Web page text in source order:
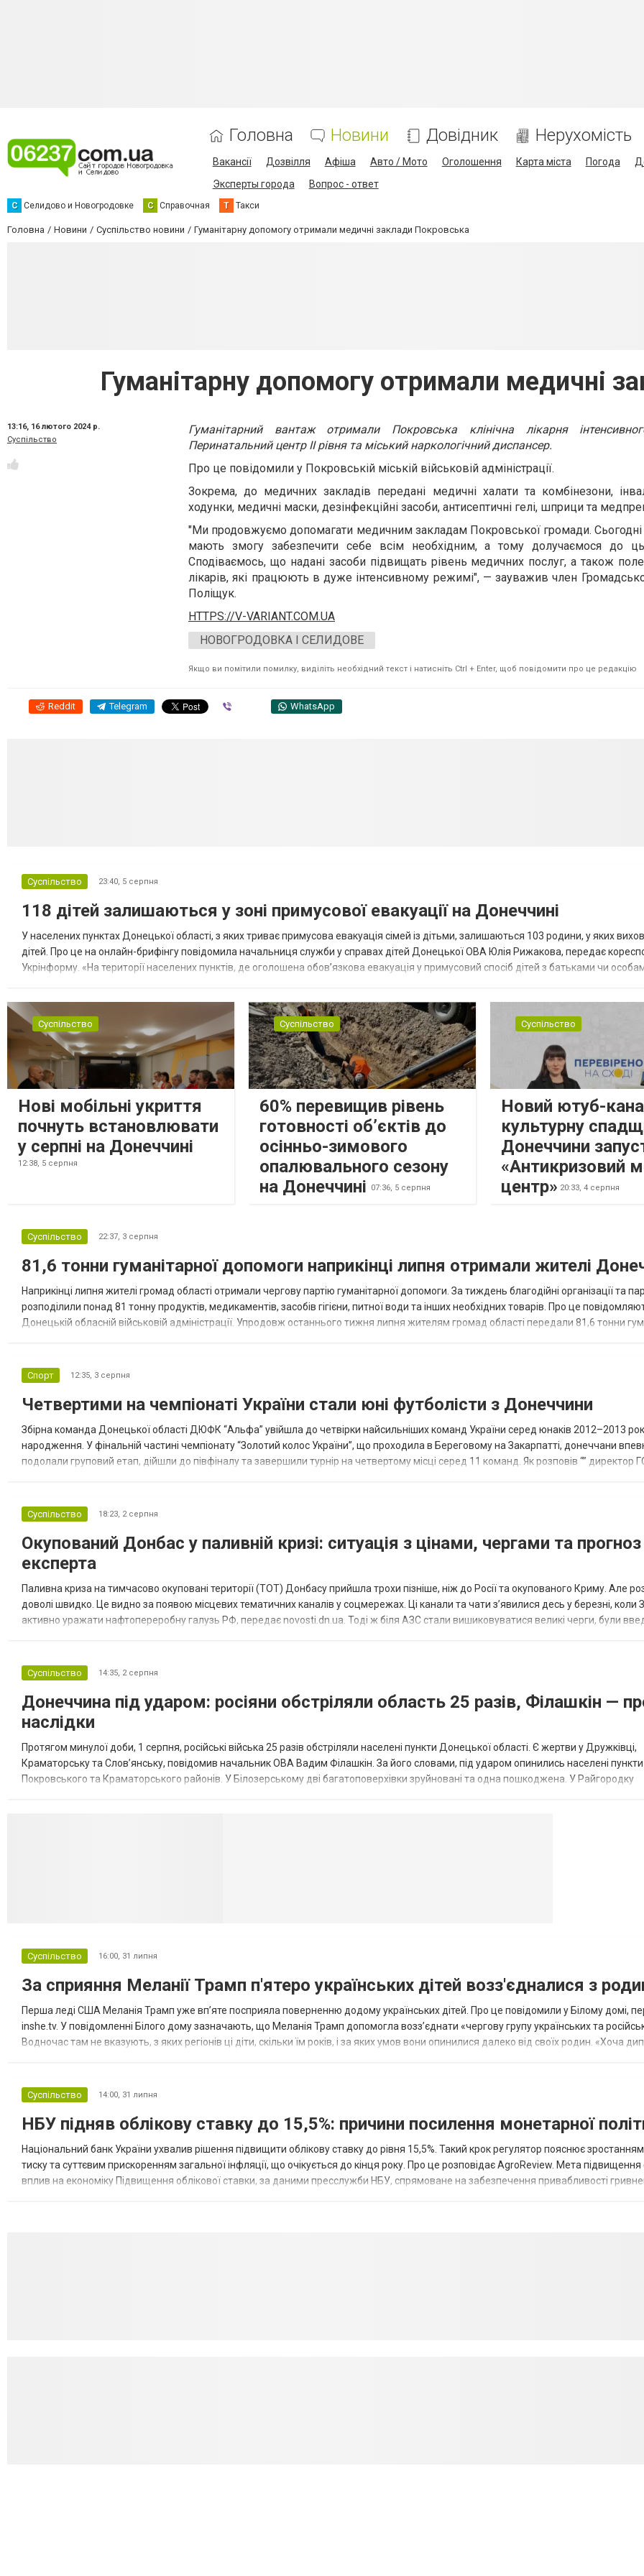
Головна Новини Довідник Нерухомість
Вакансії Дозвілля Афіша Авто / Мото Оголошення Карта міста Погода
Эксперты города
Вопрос - ответ
С Селидово и Новогродовке С Справочная Т Такси
Головна Новини Суспільство новини Гуманітарну допомогу отримали медичні заклади Покровська
Гуманітарну допомогу отримали медичні
13:16, 16 лютого 2024 р.
Суспільство
Гуманітарний вантаж отримали Покровська клінічна лікарня
Перинатальний центр II рівня та міський наркологічний диспансер.
Про це повідомили у Покровській міській військовій адміністрації.
Зокрема, до медичних закладів передані медичні халати та комбінезони,
ходунки, медичні маски, дезінфекційні засоби, антисептичні гелі, шприци та
"Ми продовжуємо допомагати медичним закладам Покровської громади. Сьогодні
мають змогу забезпечити себе всім необхідним, а тому долучаємося до
Сподіваємось, що надані засоби підвищать рівень медичних послуг, а також
лікарів, які працюють в дуже інтенсивному режимі", — зауважив член
Поліщук.
HTTPS://V-VARIANT.COM.UA
НОВОГРОДОВКА І СЕЛИДОВЕ
Якщо ви помітили помилку, виділіть необхідний текст і натисніть Ctrl + Enter, щоб повідомити про це редакцію
Reddit Telegram WhatsApp
Суспільство 23:40, 5 серпня
118 дітей залишаються у зоні примусової евакуації на Донеччині
У населених пунктах Донецької області, з яких триває примусова евакуація сімей із дітьми, залишаються 103 родини, у яких
дітей. Про це на онлайн-брифінгу повідомила начальниця служби у справах дітей Донецької ОВА Юлія Рижакова, передає
Укрінформу. «На території населених пунктів, де оголошена обов’язкова евакуація у примусовий спосіб дітей з батьками чи
Суспільство
Нові мобільні укриття
почнуть встановлювати
у серпні на Донеччині
12:38, 5 серпня
Суспільство
60% перевищив рівень
готовності об’єктів до
осінньо-зимового
опалювального сезону
на Донеччині
07:36, 5 серпня
Суспільство
Новий ютуб-
культурну
Донеччини
«Антикризовий
центр» 20:33, 4 серпня
Суспільство 22:37, 3 серпня
81,6 тонни гуманітарної допомоги наприкінці липня отримали жителі
Наприкінці липня жителі громад області отримали чергову партію гуманітарної допомоги. За тиждень благодійні організації та
розподілили понад 81 тонну продуктів, медикаментів, засобів гігієни, питної води та інших необхідних товарів. Про це
Донецькій обласній військовій адміністрації. Упродовж останнього тижня липня жителям громад області передали 81,6 тонни
Спорт 12:35, 3 серпня
Четвертими на чемпіонаті України стали юні футболісти з Донеччини
Збірна команда Донецької області ДЮФК “Альфа” увійшла до четвірки найсильніших команд України серед юнаків 2012–2013
народження. У фінальній частині чемпіонату “Золотий колос України”, що проходила в Береговому на Закарпатті, донеччани
подолали груповий етап, дійшли до півфіналу та завершили турнір на четвертому місці серед 11 команд. Як розповів “” директор
Суспільство 18:23, 2 серпня
Окупований Донбас у паливній кризі: ситуація з цінами, чергами та прогноз
експерта
Паливна криза на тимчасово окуповані території (ТОТ) Донбасу прийшла трохи пізніше, ніж до Росії та окупованого Криму. Але
доволі швидко. Це видно за появою місцевих тематичних каналів у соцмережах. Ці канали та чати з’явилися десь у березні, коли
активно уражати нафтопереробну галузь РФ, передає novosti.dn.ua. Тоді ж біля АЗС стали вишиковуватися великі черги, були
Суспільство 14:35, 2 серпня
Донеччина під ударом: росіяни обстріляли область 25 разів, Філашкін —
наслідки
Протягом минулої доби, 1 серпня, російські війська 25 разів обстріляли населені пункти Донецької області. Є жертви у Дружківці,
Краматорську та Слов’янську, повідомив начальник ОВА Вадим Філашкін. За його словами, під ударом опинились населені пункти
Покровського та Краматорського районів. У Білозерському дві багатоповерхівки зруйновані та одна пошкоджена. У Райгородку
Суспільство 16:00, 31 липня
За сприяння Меланії Трамп п'ятеро українських дітей возз'єдналися з
Перша леді США Меланія Трамп уже впʼяте посприяла поверненню додому українських дітей. Про це повідомили у Білому домі,
inshe.tv. У повідомленні Білого дому зазначають, що Меланія Трамп допомогла возз’єднати «чергову групу українських та
Водночас там не вказують, з яких регіонів ці діти, скільки їм років, і за яких умов вони опинилися далеко від своїх родин. «Хоча
Суспільство 14:00, 31 липня
НБУ підняв облікову ставку до 15,5%: причини посилення монетарної
Національний банк України ухвалив рішення підвищити облікову ставку до рівня 15,5%. Такий крок регулятор пояснює
тиску та суттєвим прискоренням загальної інфляції, що очікується до кінця року. Про це розповідає AgroReview. Мета підвищення
вплив на економіку Підвищення облікової ставки, за даними пресслужби НБУ, спрямоване на забезпечення привабливості